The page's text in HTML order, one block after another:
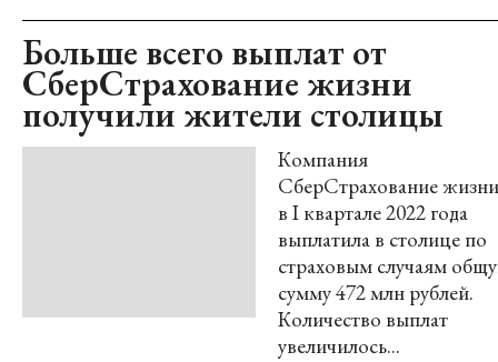
Больше всего выплат от
СберСтрахование жизни
получили жители столицы
Компания
СберСтрахование жизни
в I квартале 2022 года
выплатила в столице по
страховым случаям
сумму 472 млн рублей.
Количество выплат
увеличилось...